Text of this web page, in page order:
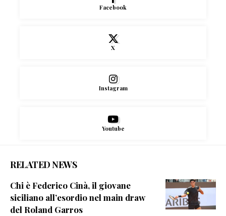
Facebook
X
Instagram
Youtube
RELATED NEWS
Chi è Federico Cinà, il giovane
siciliano all’esordio nel main draw
del Roland Garros